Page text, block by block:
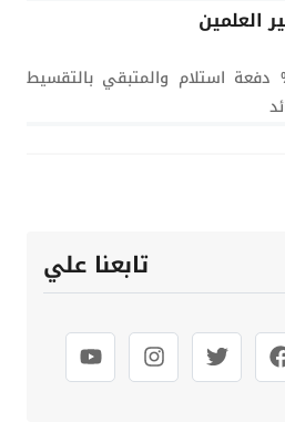
العلمين
مقدم + 10% دفعة استلام والمتبقي بالتقسيط
تابعنا علي